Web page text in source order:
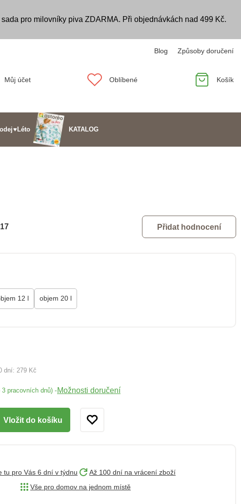
pro milovníky piva ZDARMA. Při objednávkách nad 499 Kč.
Blog Způsoby doručení
Můj účet Oblíbené Košík
♥Léto KATALOG
Přidat hodnocení
12 l objem 20 l
dní: 279 Kč
pracovních dnů) -Možnosti doručení
Vložit do košíku
tu pro Vás 6 dní v týdnu
Až 100 dní na vrácení zboží
Vše pro domov na jednom místě